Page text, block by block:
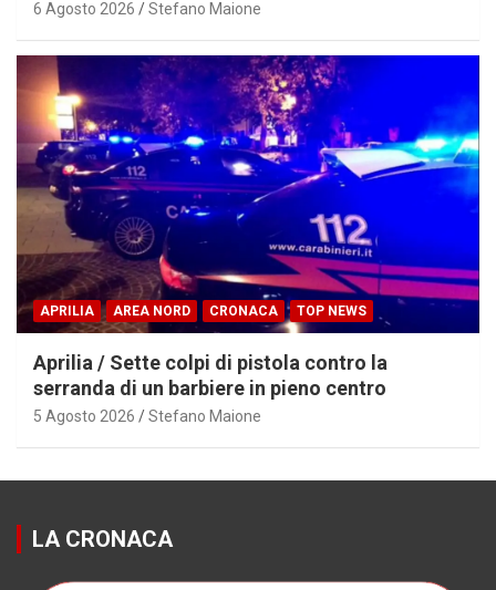
6 Agosto 2026 Stefano Maione
APRILIA AREA NORD CRONACA TOP NEWS
Aprilia / Sette colpi di pistola contro la
serranda di un barbiere in pieno centro
5 Agosto 2026 Stefano Maione
LA CRONACA